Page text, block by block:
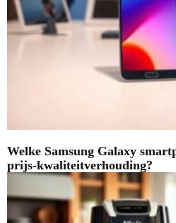
Welke Samsung Galaxy
prijs-kwaliteitverhouding?